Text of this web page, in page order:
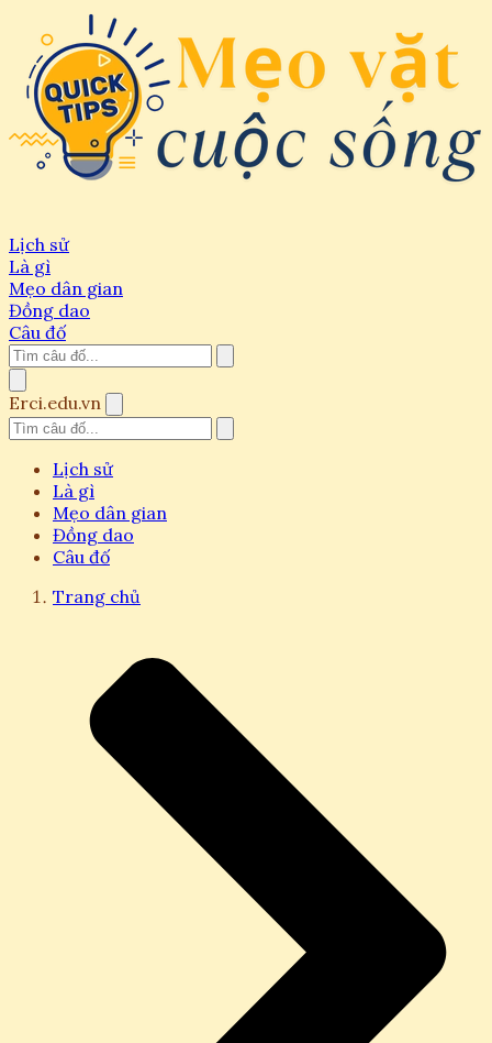
Lịch sử
Là gì
Mẹo dân gian
Đồng dao
Câu đố
Erci.edu.vn
Lịch sử
Là gì
Mẹo dân gian
Đồng dao
Câu đố
Trang chủ